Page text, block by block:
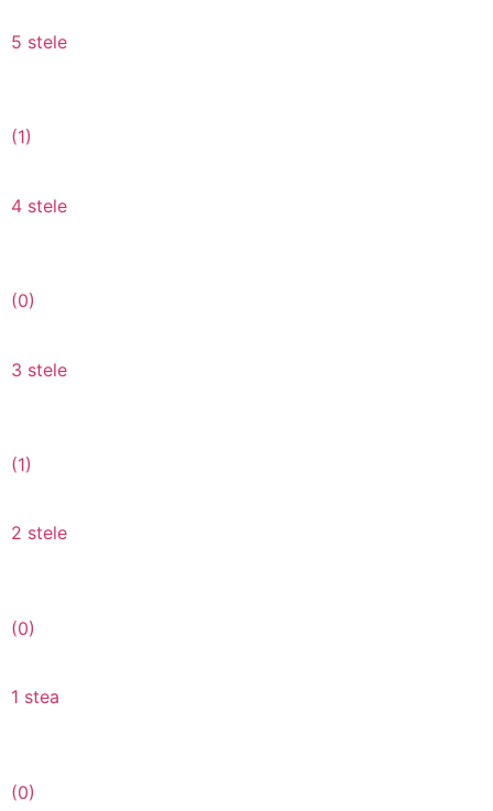
5 stele
(1)
4 stele
(0)
3 stele
(1)
2 stele
(0)
1 stea
(0)